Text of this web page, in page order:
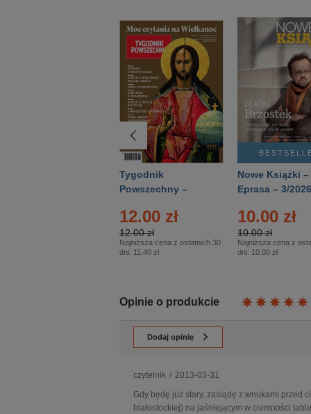
Tygodnik
Powszechny –
12.00 zł
12.00 zł
Najniższa cena z ostatnich 30
dni: 11.40 zł
Nowe Książki –
Eprasa – 3/2026
10.00 zł
10.00 zł
Najniższa cena z
dni: 10.00 zł
Opinie o produkcie
Dodaj opinię
czytelnik / 2013-03-31
Gdy będę już stary, zasiądę z wnukami przed
białostockiej) na jaśniejącym w ciemności